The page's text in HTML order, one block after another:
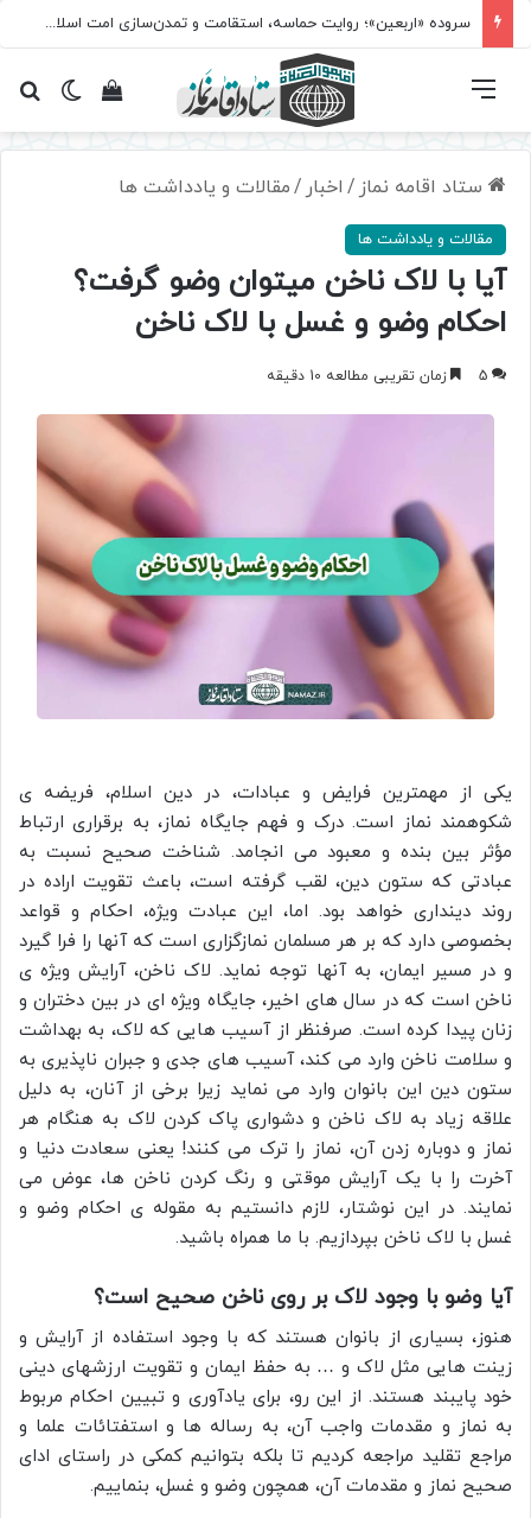
مسابقه سراسری «نماز؛ میراث کربلا» برگزار می‌شود
تغییرمشاهده فهرست
ستاد اقامه نماز / اخبار /مقالات و یادداشت ها
مقالات و یادداشت ها
آیا با لاک ناخن میتوان وضو گرفت؟
احکام وضو و غسل با لاک ناخن
5 زمان تقریبی مطالعه 10 دقیقه
یکی از مهمترین فرایض و عبادات، در دین اسلام، فریضه ی
شکوهمند نماز است. درک و فهم جایگاه نماز، به برقراری ارتباط
مؤثر بین بنده و معبود می انجامد. شناخت صحیح نسبت به
عبادتی که ستون دین، لقب گرفته است، باعث تقویت اراده در
روند دینداری خواهد بود. اما، این عبادت ویژه، احکام و قواعد
بخصوصی دارد که بر هر مسلمان نمازگزاری است که آنها را فرا گیرد
و در مسیر ایمان، به آنها توجه نماید. لاک ناخن، آرایش ویژه ی
ناخن است که در سال های اخیر، جایگاه ویژه ای در بین دختران و
زنان پیدا کرده است. صرفنظر از آسیب هایی که لاک، به بهداشت
و سلامت ناخن وارد می کند، آسیب های جدی و جبران ناپذیری به
ستون دین این بانوان وارد می نماید زیرا برخی از آنان، به دلیل
علاقه زیاد به لاک ناخن و دشواری پاک کردن لاک به هنگام هر
نماز و دوباره زدن آن، نماز را ترک می کنند! یعنی سعادت دنیا و
آخرت را با یک آرایش موقتی و رنگ کردن ناخن ها، عوض می
نمایند. در این نوشتار، لازم دانستیم به مقوله ی احکام وضو و
غسل با لاک ناخن بپردازیم. با ما همراه باشید.
آیا وضو با وجود لاک بر روی ناخن صحیح است؟
هنوز، بسیاری از بانوان هستند که با وجود استفاده از آرایش و
زینت هایی مثل لاک و … به حفظ ایمان و تقویت ارزشهای دینی
خود پایبند هستند. از این رو، برای یادآوری و تبیین احکام مربوط
به نماز و مقدمات واجب آن، به رساله ها و استفتائات علما و
مراجع تقلید مراجعه کردیم تا بلکه بتوانیم کمکی در راستای ادای
صحیح نماز و مقدمات آن، همچون وضو و غسل، بنماییم.